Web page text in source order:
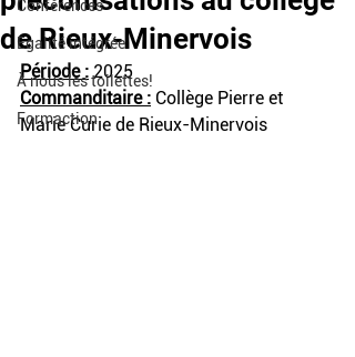
Conférences
Egalité intégrée
À nous les toilettes!
Formaction
de Rieux-Minervois
Période : 2025
Commanditaire : Collège Pierre et
Marie Curie de Rieux-Minervois